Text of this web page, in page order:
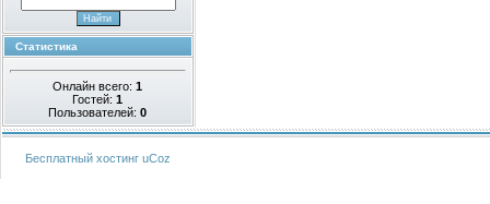
Статистика
Онлайн всего:1
Гостей:1
Пользователей:0
Бесплатный хостинг uCoz